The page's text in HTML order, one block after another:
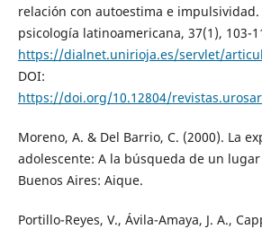
relación con autoestima e impulsividad.
psicología latinoamericana, 37(1), 103-
https://dialnet.unirioja.es/servlet/
DOI:
https://doi.org/10.12804/
Moreno, A. & Del Barrio, C. (2000). La
adolescente: A la búsqueda de un
Buenos Aires: Aique.
Portillo-Reyes, V., Ávila-Amaya, J. A.,